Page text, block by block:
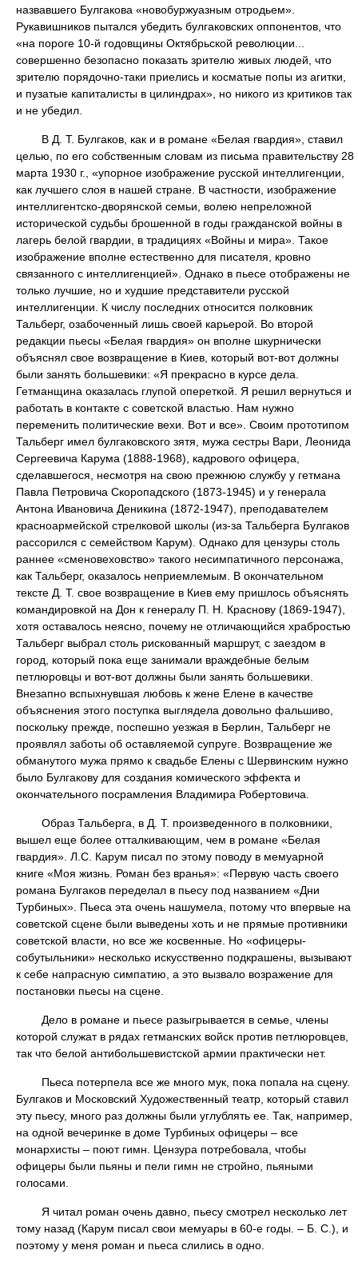
назвавшего Булгакова «новобуржуазным отродьем».
Рукавишников пытался убедить булгаковских оппонентов, что
«на пороге 10-й годовщины Октябрьской революции...
совершенно безопасно показать зрителю живых людей, что
зрителю порядочно-таки приелись и косматые попы из агитки,
и пузатые капиталисты в цилиндрах», но никого из критиков так
и не убедил.
В Д. Т. Булгаков, как и в романе «Белая гвардия», ставил
целью, по его собственным словам из письма правительству 28
марта 1930 г., «упорное изображение русской интеллигенции,
как лучшего слоя в нашей стране. В частности, изображение
интеллигентско-дворянской семьи, волею непреложной
исторической судьбы брошенной в годы гражданской войны в
лагерь белой гвардии, в традициях «Войны и мира». Такое
изображение вполне естественно для писателя, кровно
связанного с интеллигенцией». Однако в пьесе отображены не
только лучшие, но и худшие представители русской
интеллигенции. К числу последних относится полковник
Тальберг, озабоченный лишь своей карьерой. Во второй
редакции пьесы «Белая гвардия» он вполне шкурнически
объяснял свое возвращение в Киев, который вот-вот должны
были занять большевики: «Я прекрасно в курсе дела.
Гетманщина оказалась глупой опереткой. Я решил вернуться и
работать в контакте с советской властью. Нам нужно
переменить политические вехи. Вот и все». Своим прототипом
Тальберг имел булгаковского зятя, мужа сестры Вари, Леонида
Сергеевича Карума (1888-1968), кадрового офицера,
сделавшегося, несмотря на свою прежнюю службу у гетмана
Павла Петровича Скоропадского (1873-1945) и у генерала
Антона Ивановича Деникина (1872-1947), преподавателем
красноармейской стрелковой школы (из-за Тальберга Булгаков
рассорился с семейством Карум). Однако для цензуры столь
раннее «сменовеховство» такого несимпатичного персонажа,
как Тальберг, оказалось неприемлемым. В окончательном
тексте Д. Т. свое возвращение в Киев ему пришлось объяснять
командировкой на Дон к генералу П. Н. Краснову (1869-1947),
хотя оставалось неясно, почему не отличающийся храбростью
Тальберг выбрал столь рискованный маршрут, с заездом в
город, который пока еще занимали враждебные белым
петлюровцы и вот-вот должны были занять большевики.
Внезапно вспыхнувшая любовь к жене Елене в качестве
объяснения этого поступка выглядела довольно фальшиво,
поскольку прежде, поспешно уезжая в Берлин, Тальберг не
проявлял заботы об оставляемой супруге. Возвращение же
обманутого мужа прямо к свадьбе Елены с Шервинским нужно
было Булгакову для создания комического эффекта и
окончательного посрамления Владимира Робертовича.
Образ Тальберга, в Д. Т. произведенного в полковники,
вышел еще более отталкивающим, чем в романе «Белая
гвардия». Л.С. Карум писал по этому поводу в мемуарной
книге «Моя жизнь. Роман без вранья»: «Первую часть своего
романа Булгаков переделал в пьесу под названием «Дни
Турбиных». Пьеса эта очень нашумела, потому что впервые на
советской сцене были выведены хоть и не прямые противники
советской власти, но все же косвенные. Но «офицеры-
собутыльники» несколько искусственно подкрашены, вызывают
к себе напрасную симпатию, а это вызвало возражение для
постановки пьесы на сцене.
Дело в романе и пьесе разыгрывается в семье, члены
которой служат в рядах гетманских войск против петлюровцев,
так что белой антибольшевистской армии практически нет.
Пьеса потерпела все же много мук, пока попала на сцену.
Булгаков и Московский Художественный театр, который ставил
эту пьесу, много раз должны были углублять ее. Так, например,
на одной вечеринке в доме Турбиных офицеры – все
монархисты – поют гимн. Цензура потребовала, чтобы
офицеры были пьяны и пели гимн не стройно, пьяными
голосами.
Я читал роман очень давно, пьесу смотрел несколько лет
тому назад (Карум писал свои мемуары в 60-е годы. – Б. С.), и
поэтому у меня роман и пьеса слились в одно.